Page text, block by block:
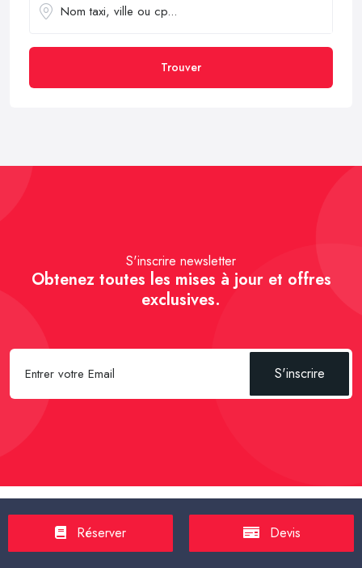
Trouver
S'inscrire newsletter
Obtenez toutes les mises à jour et offres
exclusives.
S'inscrire
Spécial Passager : -Réserver un Taxi
Réserver Devis